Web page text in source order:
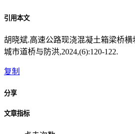
引用本文
胡晓斌.高速公路现浇混凝土箱梁桥
城市道桥与防洪,2024,(6):120-122.
复制
分享
文章指标